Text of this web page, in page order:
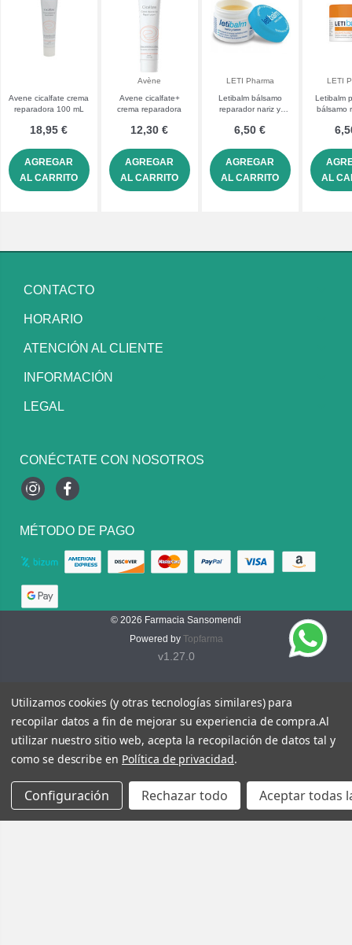
Avene cicalfate crema
reparadora 100 mL
18,95 €
AGREGAR
AL CARRITO
Avène
Avene cicalfate+
crema reparadora
12,30 €
AGREGAR
AL CARRITO
LETI Pharma
Letibalm bálsamo
reparador nariz y
6,50 €
AGREGAR
AL CARRITO
LETI
Letibalm
bálsamo
AL
CONTACTO
HORARIO
ATENCIÓN AL CLIENTE
INFORMACIÓN
LEGAL
CONÉCTATE CON NOSOTROS
InstagramFacebook
MÉTODO DE PAGO
© 2026 Farmacia Sansomendi
Powered by Topfarma
v1.27.0
Utilizamos cookies (y otras tecnologías similares) para
recopilar datos a fin de mejorar su experiencia de compra.Al
utilizar nuestro sitio web, acepta la recopilación de datos tal y
como se describe en Política de privacidad.
Configuración Rechazar todo Aceptar todas